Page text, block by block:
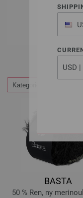
of
Kategorier
BASTA
50 % Ren, ny